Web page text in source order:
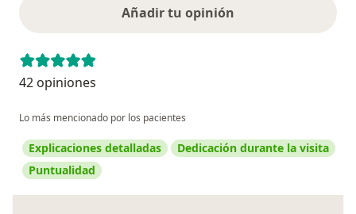
Añadir tu opinión
42 opiniones
Lo más mencionado por los pacientes
Explicaciones detalladas
Dedicación durante la visita
Puntualidad